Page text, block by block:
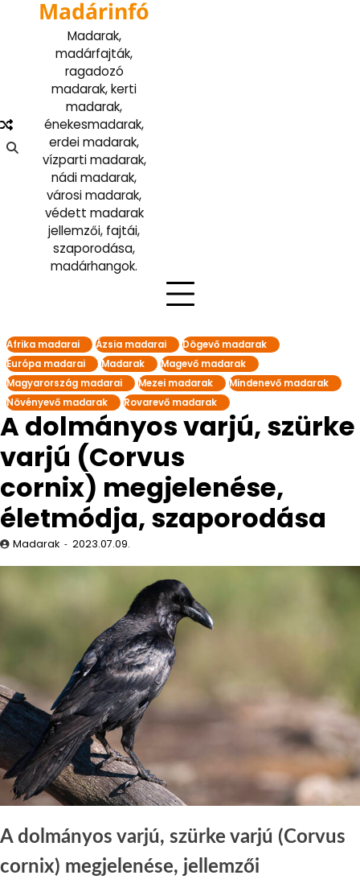
Madárinfó
Madarak,
madárfajták,
ragadozó
madarak, kerti
madarak,
énekesmadarak,
erdei madarak,
vízparti madarak,
nádi madarak,
városi madarak,
védett madarak
jellemzői, fajtái,
szaporodása,
madárhangok.
Afrika madarai Ázsia madarai
Dögevő madarak
Európa madarai
Madarak
Magevő madarak
Magyarország madarai
Mezei madarak
Mindenevő madarak
Növényevő madarak
Rovarevő madarak
A dolmányos varjú, szürke
varjú (Corvus
cornix) megjelenése,
életmódja, szaporodása
Madarak 2023.07.09.
A dolmányos varjú, szürke varjú (Corvus
cornix) megjelenése, jellemzői